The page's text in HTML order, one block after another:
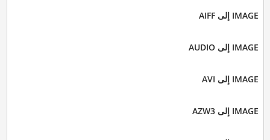
IMAGE إلى AIFF
IMAGE إلى AUDIO
IMAGE إلى AVI
IMAGE إلى AZW3